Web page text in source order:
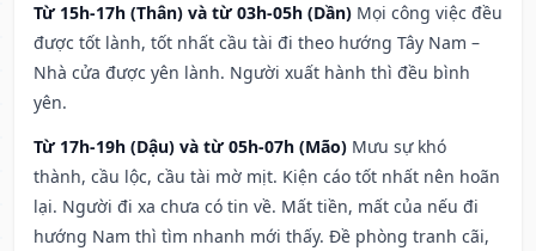
Từ 15h-17h (Thân) và từ 03h-05h (Dần) Mọi công việc đều
được tốt lành, tốt nhất cầu tài đi theo hướng Tây Nam –
Nhà cửa được yên lành. Người xuất hành thì đều bình
yên.
Từ 17h-19h (Dậu) và từ 05h-07h (Mão) Mưu sự khó
thành, cầu lộc, cầu tài mờ mịt. Kiện cáo tốt nhất nên hoãn
lại. Người đi xa chưa có tin về. Mất tiền, mất của nếu đi
hướng Nam thì tìm nhanh mới thấy. Đề phòng tranh cãi,